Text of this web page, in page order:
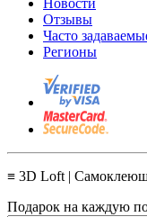
Новости
Отзывы
Часто
Регионы
≡ 3D Loft |
Подарок на каждую